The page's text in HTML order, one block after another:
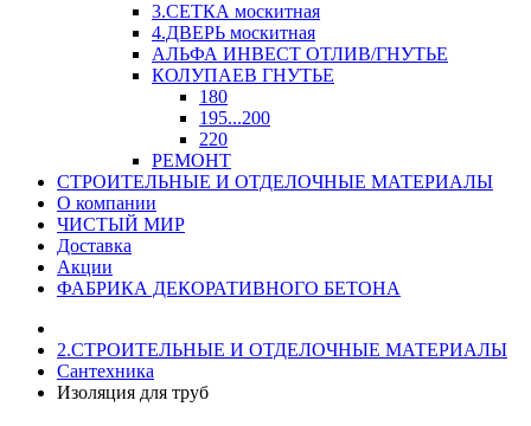
3.СЕТКА москитная
4.ДВЕРЬ москитная
АЛЬФА ИНВЕСТ ОТЛИВ/ГНУТЬЕ
КОЛУПАЕВ ГНУТЬЕ
180
195...200
220
РЕМОНТ
СТРОИТЕЛЬНЫЕ И ОТДЕЛОЧНЫЕ МАТЕРИАЛЫ
О компании
ЧИСТЫЙ МИР
Доставка
Акции
ФАБРИКА ДЕКОРАТИВНОГО БЕТОНА
2.СТРОИТЕЛЬНЫЕ И ОТДЕЛОЧНЫЕ МАТЕРИАЛЫ
Сантехника
Изоляция для труб